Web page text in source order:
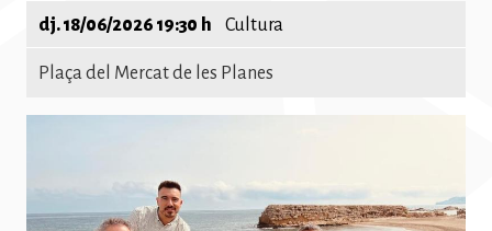
dj. 18/06/2026 19:30 h Cultura
Plaça del Mercat de les Planes